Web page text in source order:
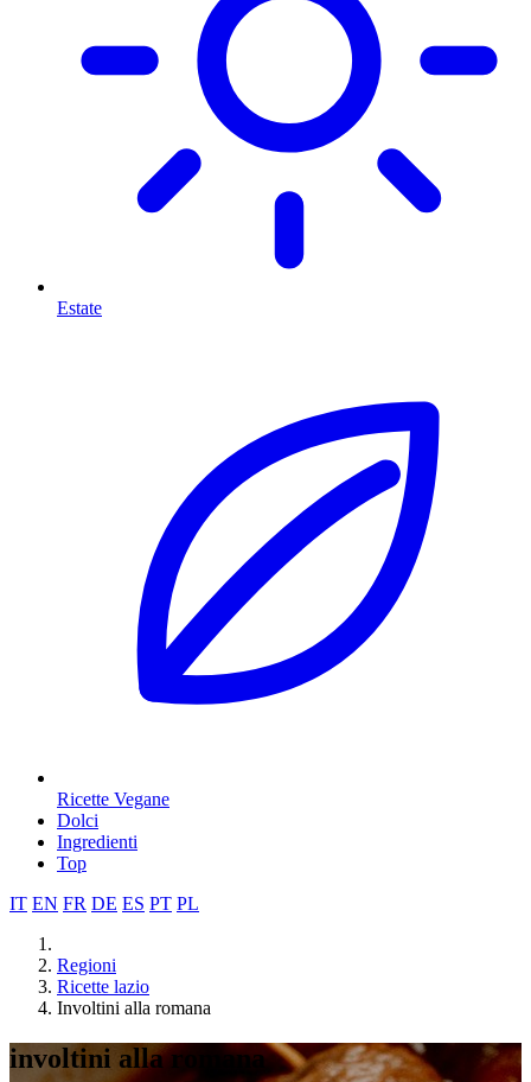
Estate
Ricette Vegane
Dolci
Ingredienti
Top
IT EN FR DE ES PT PL
Regioni
Ricette lazio
Involtini alla romana
involtini alla romana